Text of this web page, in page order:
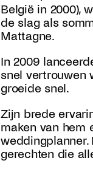
België in 2000),
de slag als
Mattagne.
In 2009
snel vertrouwen
groeide snel.
Zijn brede
maken van hem
weddingplanner.
gerechten die